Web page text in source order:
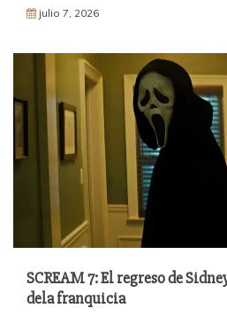
julio 7, 2026
SCREAM 7: El regreso de
dela franquicia